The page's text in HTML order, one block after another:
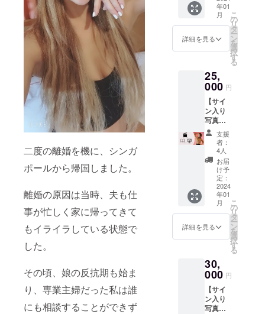
二度の離婚を機に、シンガ
ポールから帰国しました。
離婚の原因は当時、夫も仕
事が忙しく家に帰ってきて
もイライラしている状態で
した。
その頃、娘の反抗期も始ま
り、専業主婦だった私は誰
にも相談することができず
す。
礼の動
画を
データ
で送信
イン入
り写真
集 ご
本人の
直筆サ
イン入
り写真
集を１
冊 ■お
礼メッ
セージ
動画
ご本人
が撮影
したお
礼動画
■サイン
真集に
は載せ
ていな
い写真
の生写
真１０
セージ
動画】
サイン
入り写
真集に
プラス
お礼の
動画が
メール
で届き
ます。
また、
ご本人
とスマ
ホやパ
ソコン
で指定
アプリ
をつ
かって
オンラ
インお
しゃべ
楽しめ
ます！
■サイン
入り写
真集
ご本人
年01
月
詳細を見る
こ
の
リ
タ
ー
ン
を
選
択
す
る
25,
000 円
【サイ
ン入り
写真集
＋オン
ライン
おしゃ
べり（
60分 ）
＋お礼
メッ
セージ
動画＋
オンラ
イント
レーニ
ング指
分)】 サ
イン入
り写真
集にプ
ラスし
て、お
支援
者：
4人
お届
け予
定：
2024
年01
月
詳細を見る
こ
の
リ
タ
ー
ン
を
選
択
す
る
30,
000 円
【サイ
ン入り
写真集